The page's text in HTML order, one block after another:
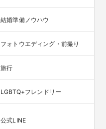
結婚準備ノウハウ
フォトウエディング・前撮り
旅行
LGBTQ+フレンドリー
公式LINE